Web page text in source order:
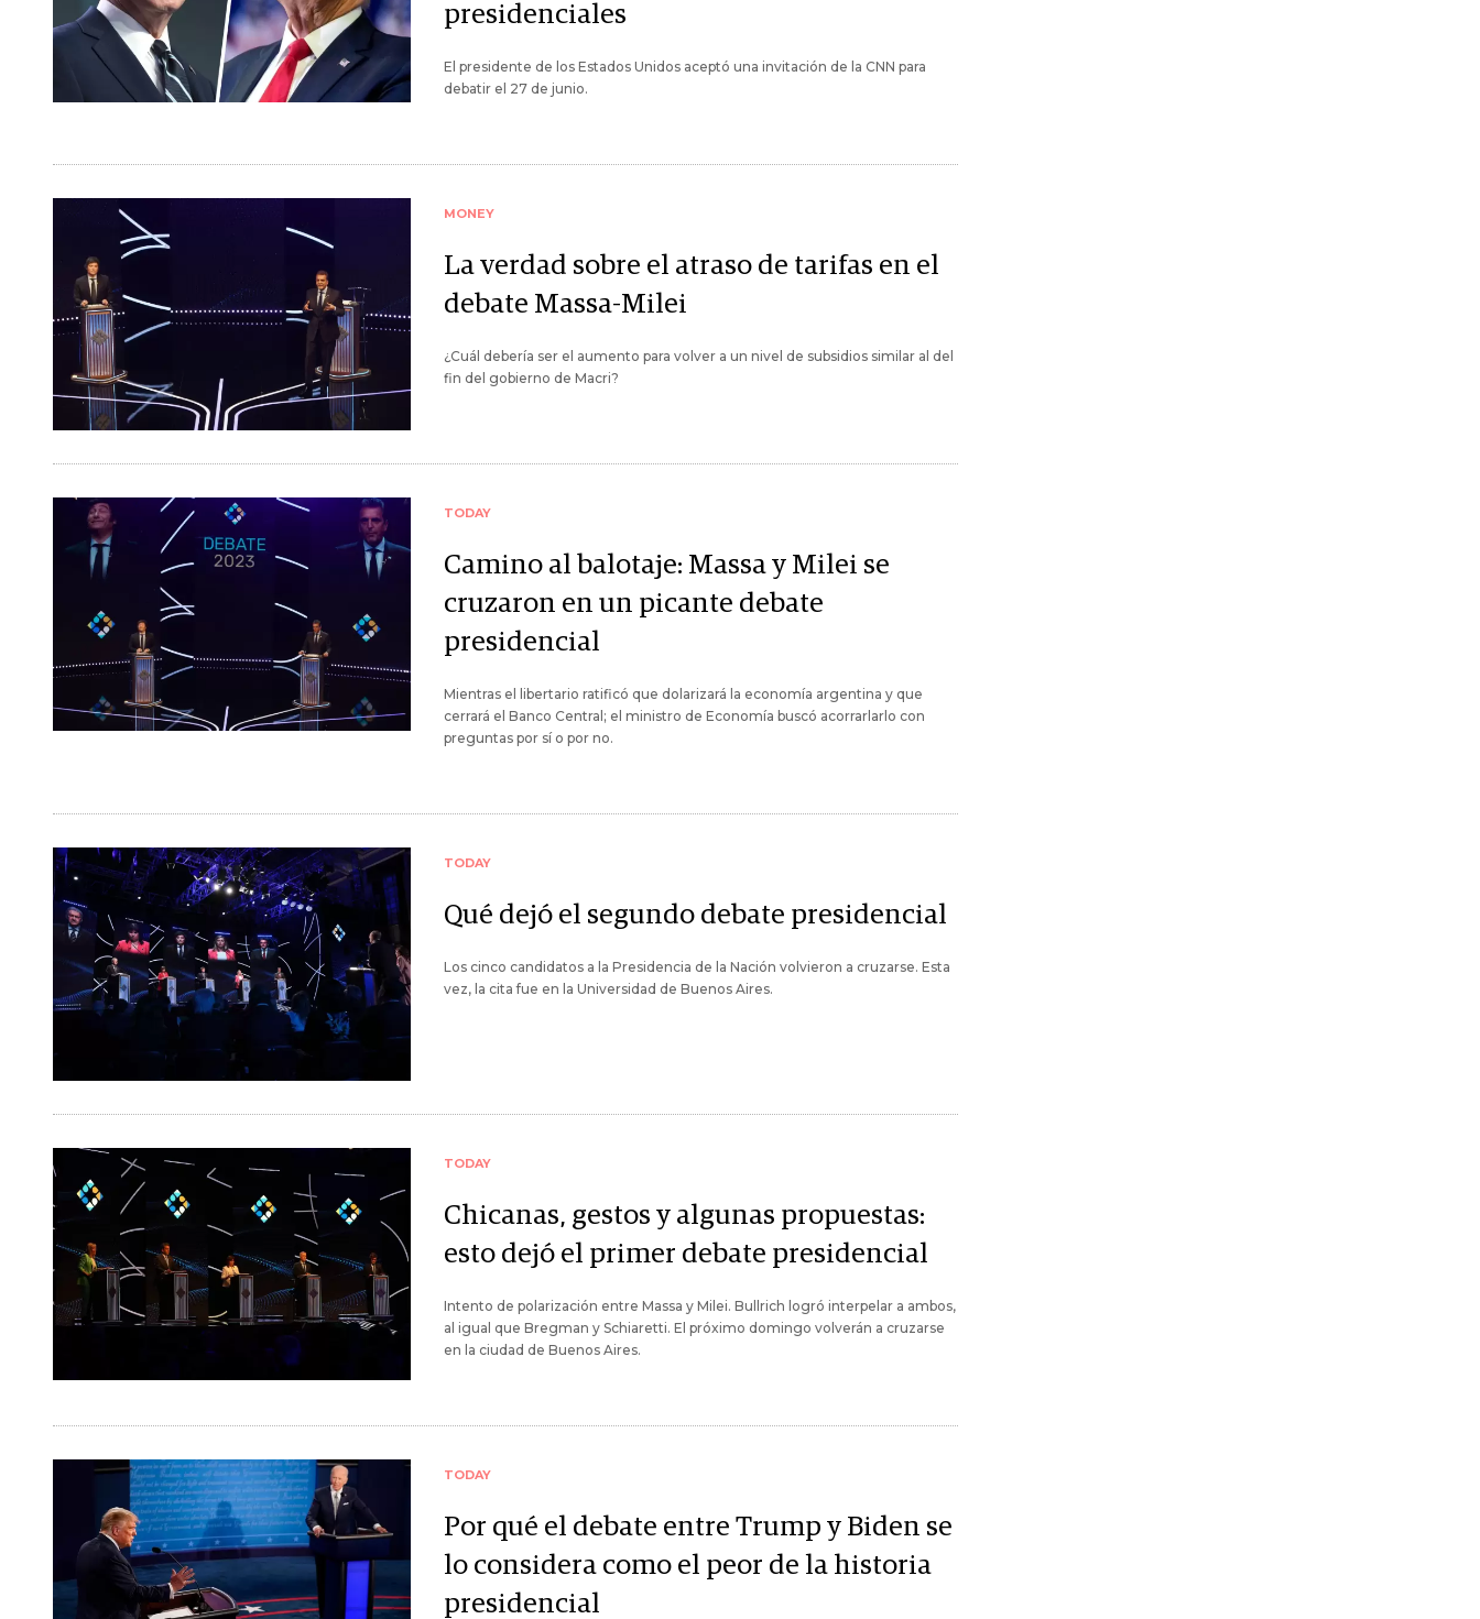
presidenciales
El presidente de los Estados Unidos aceptó una invitación de la CNN para
debatir el 27 de junio.
MONEY
La verdad sobre el atraso de tarifas en el
debate Massa-Milei
¿Cuál debería ser el aumento para volver a un nivel de subsidios similar al del
fin del gobierno de Macri?
TODAY
Camino al balotaje: Massa y Milei se
cruzaron en un picante debate
presidencial
Mientras el libertario ratificó que dolarizará la economía argentina y que
cerrará el Banco Central; el ministro de Economía buscó acorrarlarlo con
preguntas por sí o por no.
TODAY
Qué dejó el segundo debate presidencial
Los cinco candidatos a la Presidencia de la Nación volvieron a cruzarse. Esta
vez, la cita fue en la Universidad de Buenos Aires.
TODAY
Chicanas, gestos y algunas propuestas:
esto dejó el primer debate presidencial
Intento de polarización entre Massa y Milei. Bullrich logró interpelar a ambos,
al igual que Bregman y Schiaretti. El próximo domingo volverán a cruzarse
en la ciudad de Buenos Aires.
TODAY
Por qué el debate entre Trump y Biden se
lo considera como el peor de la historia
presidencial